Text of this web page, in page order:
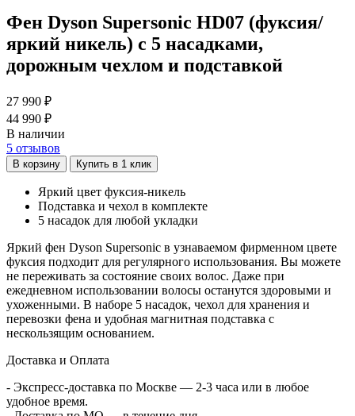
Фен Dyson Supersonic HD07 (фуксия/
яркий никель) с 5 насадками,
дорожным чехлом и подставкой
27 990 ₽
44 990 ₽
В наличии
5 отзывов
В корзину Купить в 1 клик
Яркий цвет фуксия-никель
Подставка и чехол в комплекте
5 насадок для любой укладки
Яркий фен Dyson Supersonic в узнаваемом фирменном цвете
фуксия подходит для регулярного использования. Вы можете
не переживать за состояние своих волос. Даже при
ежедневном использовании волосы останутся здоровыми и
ухоженными. В наборе 5 насадок, чехол для хранения и
перевозки фена и удобная магнитная подставка с
нескользящим основанием.
Доставка и Оплата
- Экспресс-доставка по Москве — 2-3 часа или в любое
удобное время.